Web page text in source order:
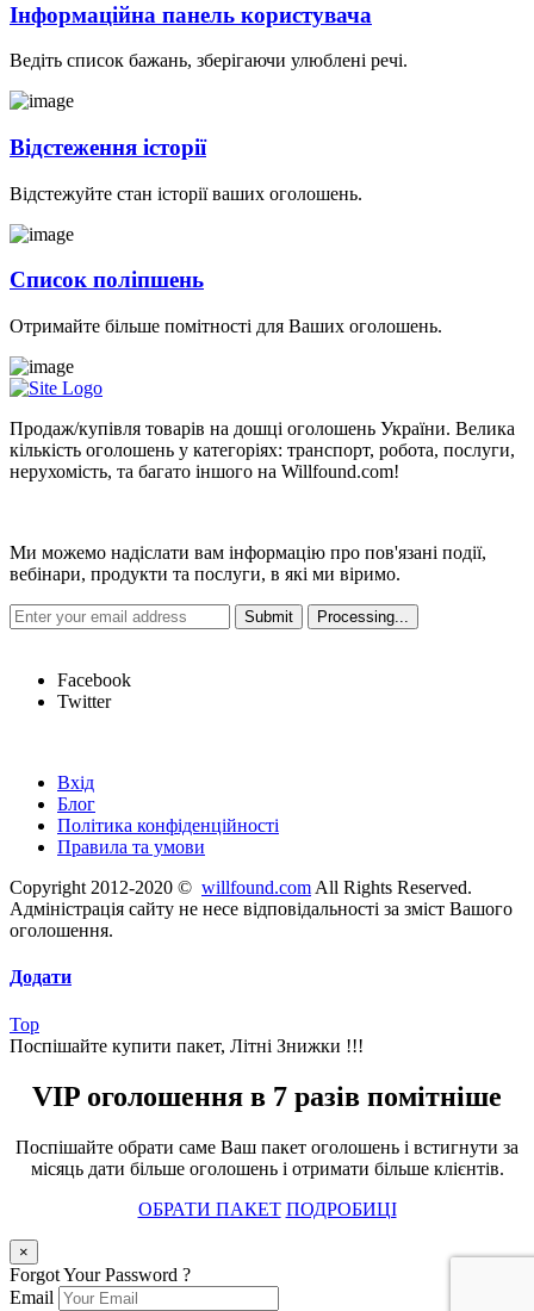
Інформаційна панель користувача
Ведіть список бажань, зберігаючи улюблені речі.
Відстеження історії
Відстежуйте стан історії ваших оголошень.
Список поліпшень
Отримайте більше помітності для Ваших оголошень.
Продаж/купівля товарів на дошці оголошень України. Велика
кількість оголошень у категоріях: транспорт, робота, послуги,
нерухомість, та багато іншого на Willfound.com!
Ми можемо надіслати вам інформацію про пов'язані події,
вебінари, продукти та послуги, в які ми віримо.
Facebook
Twitter
Вхід
Блог
Політика конфіденційності
Правила та умови
Copyright 2012-2020 © willfound.com All Rights Reserved.
Адміністрація сайту не несе відповідальності за зміст Вашого
оголошення.
Додати
Top
Поспішайте купити пакет, Літні Знижки !!!
VIP оголошення в 7 разів помітніше
Поспішайте обрати саме Ваш пакет оголошень і встигнути за
місяць дати більше оголошень і отримати більше клієнтів.
ОБРАТИ ПАКЕТ ПОДРОБИЦІ
×
Forgot Your Password ?
Email